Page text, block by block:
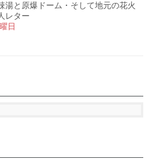
湯と原爆ドーム・そして地元の花火
レター
日